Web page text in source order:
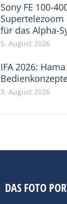
Sony FE 100-
Supertelezoom
für das Alpha-
5. August 2026
IFA 2026:
3. August 2026
DAS FOTO